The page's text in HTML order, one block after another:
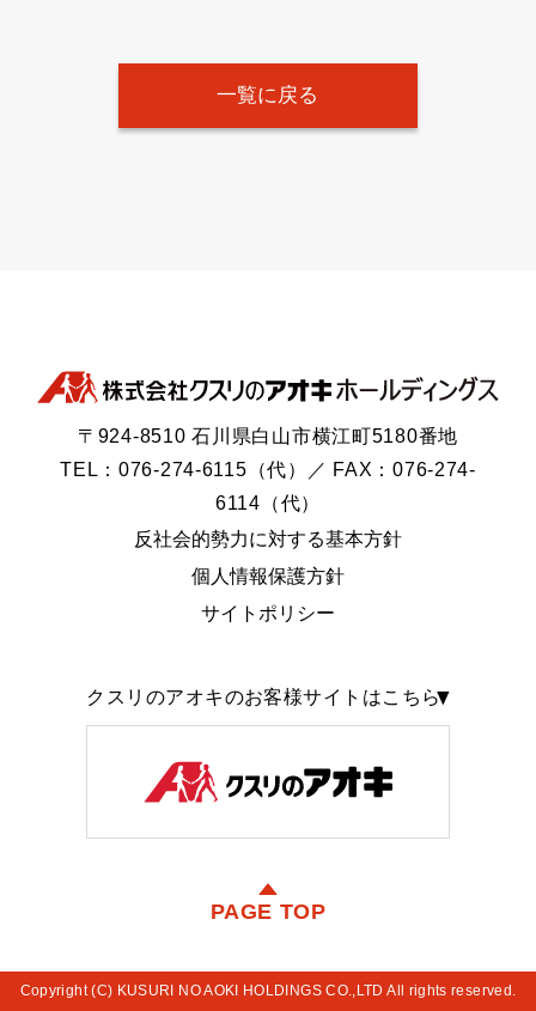
一覧に戻る
〒924-8510 石川県白山市横江町5180番地
TEL：076-274-6115（代）／ FAX：076-274-
6114（代）
反社会的勢力に対する基本方針
個人情報保護方針
サイトポリシー
クスリのアオキのお客様サイトはこちら
PAGE TOP
Copyright (C) KUSURI NO AOKI HOLDINGS CO.,LTD All rights reserved.